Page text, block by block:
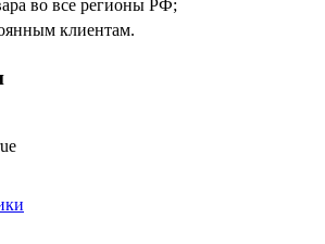
во все регионы РФ;
клиентам.